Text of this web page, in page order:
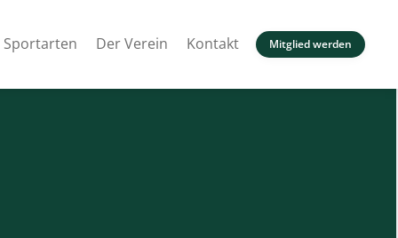
Sportarten Der Verein Kontakt Mitglied werden